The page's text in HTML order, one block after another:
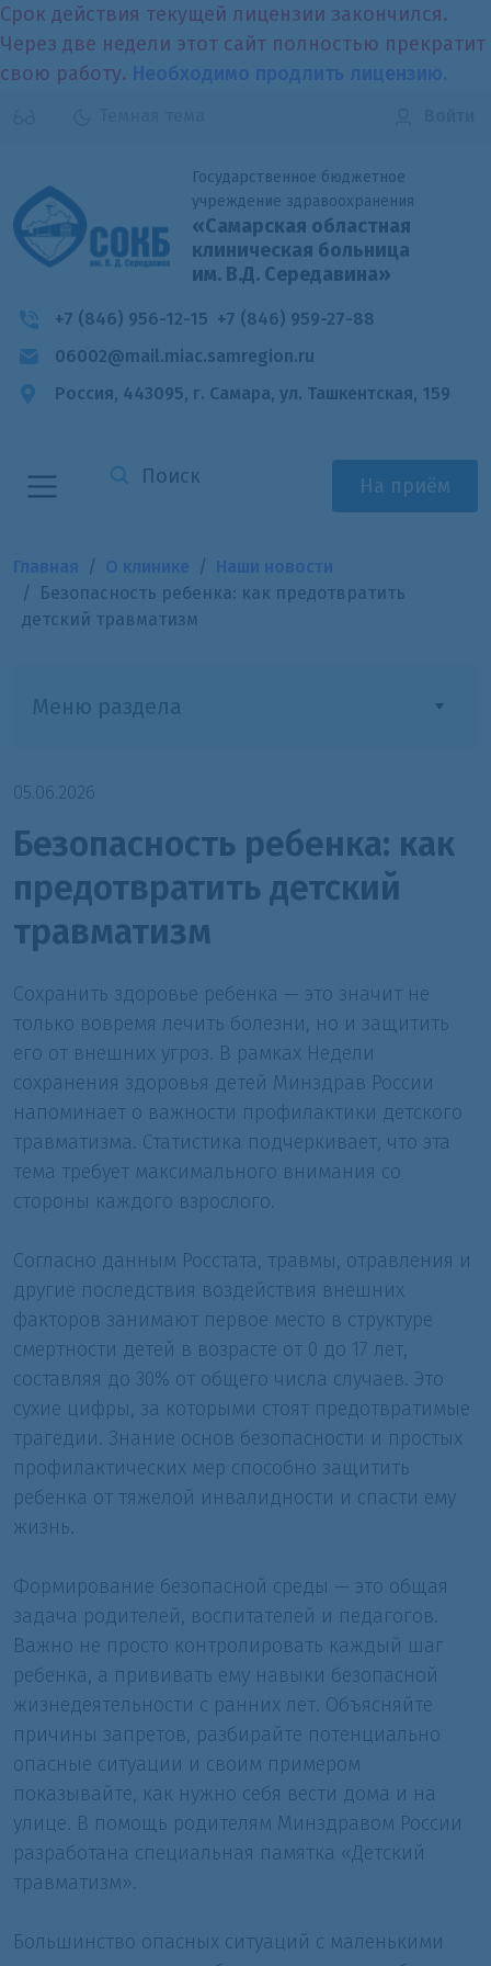
Срок действия текущей лицензии закончился.
Через две недели этот сайт полностью прекратит
свою работу.
Государственное бюджетное
учреждение здравоохранения
«Самарская областная
клиническая больница
им. В.Д. Середавина»
+7 (846) 956-12-15 +7 (846) 959-27-88
06002@mail.miac.samregion.ru
Россия, 443095, г. Самара, ул. Ташкентская, 159
На приём
Безопасность ребенка: как предотвратить
детский травматизм
Меню раздела
05.06.2026
Безопасность ребенка: как
предотвратить детский
травматизм
Сохранить здоровье ребенка — это значит не
только вовремя лечить болезни, но и защитить
его от внешних угроз. В рамках Недели
сохранения здоровья детей Минздрав России
напоминает о важности профилактики детского
травматизма. Статистика подчеркивает, что эта
тема требует максимального внимания со
стороны каждого взрослого.
Согласно данным Росстата, травмы, отравления и
другие последствия воздействия внешних
факторов занимают первое место в структуре
смертности детей в возрасте от 0 до 17 лет,
составляя до 30% от общего числа случаев. Это
сухие цифры, за которыми стоят предотвратимые
трагедии. Знание основ безопасности и простых
профилактических мер способно защитить
ребенка от тяжелой инвалидности и спасти ему
жизнь.
Формирование безопасной среды — это общая
задача родителей, воспитателей и педагогов.
Важно не просто контролировать каждый шаг
ребенка, а прививать ему навыки безопасной
жизнедеятельности с ранних лет. Объясняйте
причины запретов, разбирайте потенциально
опасные ситуации и своим примером
показывайте, как нужно себя вести дома и на
улице. В помощь родителям Минздравом России
разработана специальная памятка «Детский
травматизм».
Большинство опасных ситуаций с маленькими